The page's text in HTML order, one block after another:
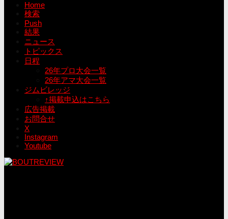
Home
検索
Push
結果
ニュース
トピックス
日程
26年プロ大会一覧
26年アマ大会一覧
ジムビレッジ
↑掲載申込はこちら
広告掲載
お問合せ
X
Instagram
Youtube